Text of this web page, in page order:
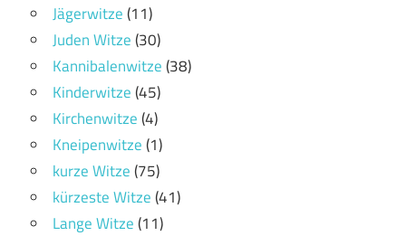
Jägerwitze(11)
Juden Witze(30)
Kannibalenwitze(38)
Kinderwitze(45)
Kirchenwitze(4)
Kneipenwitze(1)
kurze Witze(75)
kürzeste Witze(41)
Lange Witze(11)